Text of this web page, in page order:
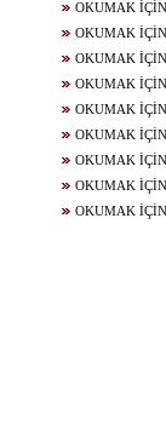
OKUMAK
OKUMAK
OKUMAK
OKUMAK
OKUMAK
OKUMAK
OKUMAK
OKUMAK
OKUMAK